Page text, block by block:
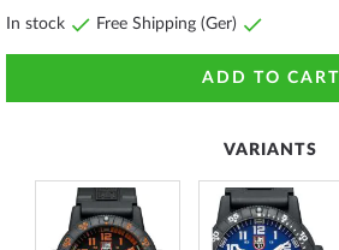
In stock Free Shipping (Ger)
ADD TO CART
VARIANTS